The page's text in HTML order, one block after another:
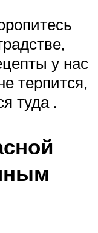
у нас
терпится,
туда .